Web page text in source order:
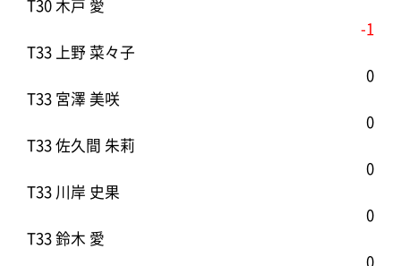
T30 木戸 愛
-1
T33 上野 菜々子
0
T33 宮澤 美咲
0
T33 佐久間 朱莉
0
T33 川岸 史果
0
T33 鈴木 愛
0